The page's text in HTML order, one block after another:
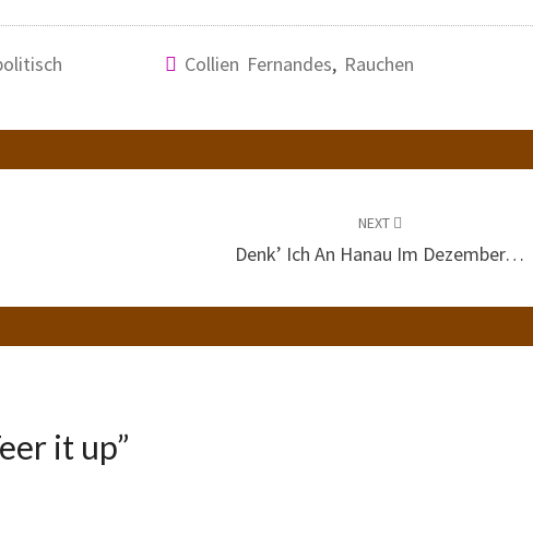
Collien Fernandes, Rauchen
NEXT
Denk’ Ich An Hanau Im Dezember…
it up”